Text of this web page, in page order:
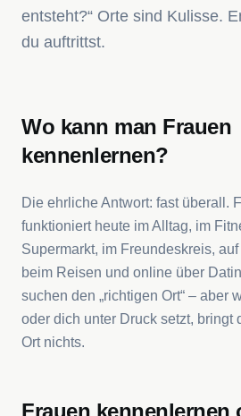
entsteht?“ Orte sind Kulisse.
du auftrittst.
Wo kann man Frauen
kennenlernen?
Die ehrliche Antwort: fast überall.
funktioniert heute im Alltag, im
Supermarkt, im Freundeskreis,
beim Reisen und online über
suchen den „richtigen Ort“ – aber
oder dich unter Druck setzt, bringt
Ort nichts.
Frauen kennenlernen